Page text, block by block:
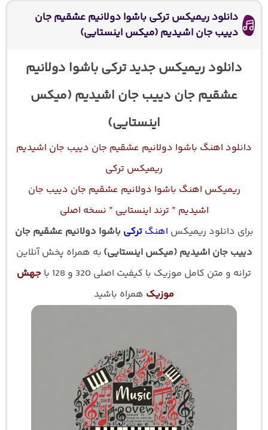
دانلود ریمیکس ترکی باشوا دولانیم عشقیم جان
دییب جان اشیدیم (میکس اینستایی)
دانلود ریمیکس جدید ترکی باشوا دولانیم
عشقیم جان دییب جان اشیدیم (میکس
اینستایی)
دانلود اهنگ باشوا دولانیم عشقیم جان دییب جان اشیدیم
ریمیکس ترکی
ریمیکس اهنگ باشوا دولانیم عشقیم جان دییب جان
اشیدیم ” ترند اینستایی ” نسخه اصلی
برای دانلود ریمیکس اهنگترکی باشوا دولانیم عشقیم جان
دییب جان اشیدیم (میکس اینستایی) به همراه پخش آنلاین
ترانه و متن کامل موزیک با کیفیت اصلی 320 و 128 با
جهش
موزیک همراه باشید